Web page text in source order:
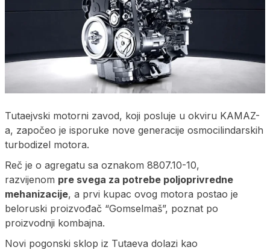
Tutaejvski motorni zavod, koji posluje u okviru KAMAZ-
a, započeo je isporuke nove generacije osmocilindarskih
turbodizel motora.
Reč je o agregatu sa oznakom 8807.10-10,
razvijenom pre svega za potrebe poljoprivredne
mehanizacije, a prvi kupac ovog motora postao je
beloruski proizvođač “Gomselmaš”, poznat po
proizvodnji kombajna.
Novi pogonski sklop iz Tutaeva dolazi kao